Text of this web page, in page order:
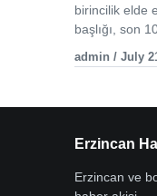
birincilik elde
başlığı, son
admin / July
Erzincan
Erzincan ve